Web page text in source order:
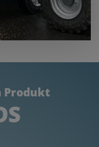
Produkt